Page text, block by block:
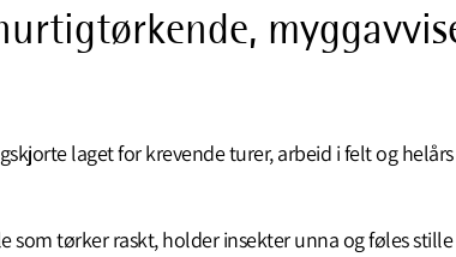
laget for krevende turer, arbeid i felt og
som tørker raskt, holder insekter unna og føles